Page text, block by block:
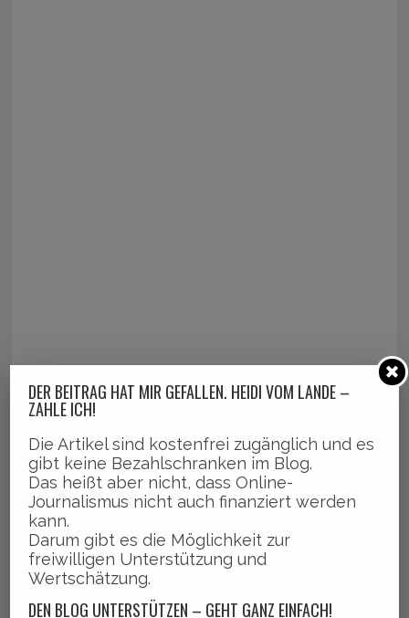
DER BEITRAG HAT MIR GEFALLEN. HEIDI VOM LANDE –
ZAHLE ICH!
Die Artikel sind kostenfrei zugänglich und es
gibt keine Bezahlschranken im Blog.
Das heißt aber nicht, dass Online-
Journalismus nicht auch finanziert werden
kann.
Darum gibt es die Möglichkeit zur
freiwilligen Unterstützung und
Wertschätzung.
DEN BLOG UNTERSTÜTZEN – GEHT GANZ EINFACH!